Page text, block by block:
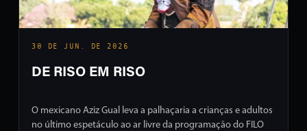
30 DE JUN. DE 2026
DE RISO EM RISO
O mexicano Aziz Gual leva a palhaçaria a crianças e adultos
no último espetáculo ao ar livre da programação do FILO